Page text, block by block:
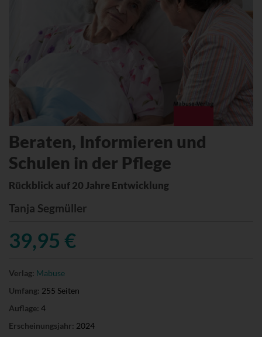
Beraten, Informieren und
Schulen in der Pflege
Rückblick auf 20 Jahre Entwicklung
Tanja Segmüller
39,95 €
Verlag: Mabuse
Umfang: 255 Seiten
Auflage: 4
Erscheinungsjahr: 2024